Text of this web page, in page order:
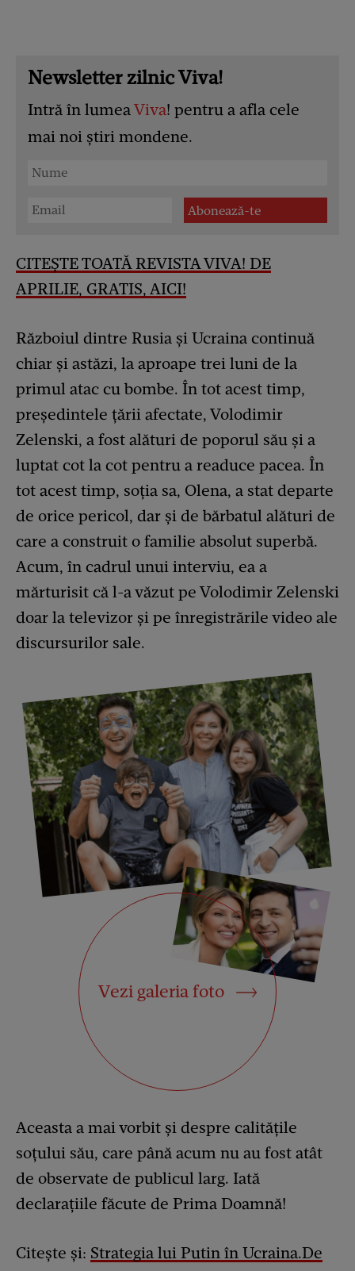
Newsletter zilnic Viva!
Intră în lumeaViva! pentru a afla cele
mai noi știri mondene.
CITEȘTE TOATĂ REVISTA VIVA! DE
APRILIE, GRATIS, AICI!
Războiul dintre Rusia și Ucraina continuă
chiar și astăzi, la aproape trei luni de la
primul atac cu bombe. În tot acest timp,
președintele țării afectate, Volodimir
Zelenski, a fost alături de poporul său și a
luptat cot la cot pentru a readuce pacea. În
tot acest timp, soția sa, Olena, a stat departe
de orice pericol, dar și de bărbatul alături de
care a construit o familie absolut superbă.
Acum, în cadrul unui interviu, ea a
mărturisit că l-a văzut pe Volodimir Zelenski
doar la televizor și pe înregistrările video ale
discursurilor sale.
Vezi galeria foto
Aceasta a mai vorbit și despre calitățile
soțului său, care până acum nu au fost atât
de observate de publicul larg. Iată
declarațiile făcute de Prima Doamnă!
Citește și: Strategia lui Putin în Ucraina.De